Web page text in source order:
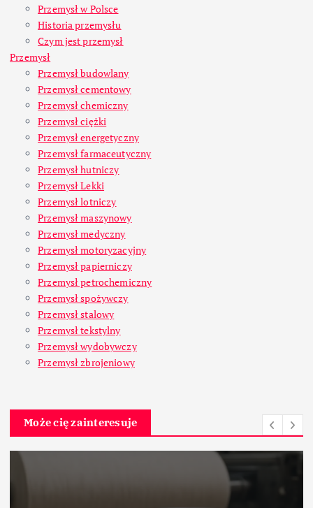
Przemysł w Polsce
Historia przemysłu
Czym jest przemysł
Przemysł
Przemysł budowlany
Przemysł cementowy
Przemysł chemiczny
Przemysł ciężki
Przemysł energetyczny
Przemysł farmaceutyczny
Przemysł hutniczy
Przemysł Lekki
Przemysł lotniczy
Przemysł maszynowy
Przemysł medyczny
Przemysł motoryzacyjny
Przemysł papierniczy
Przemysł petrochemiczny
Przemysł spożywczy
Przemysł stalowy
Przemysł tekstylny
Przemysł wydobywczy
Przemysł zbrojeniowy
Może cię zainteresuje